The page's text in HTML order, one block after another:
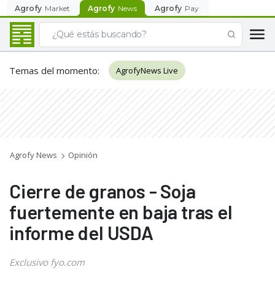
Agrofy Market Agrofy News Agrofy Pay
Temas del momento: AgrofyNews Live
Agrofy News Opinión
Cierre de granos - Soja
fuertemente en baja tras el
informe del USDA
Exclusivo fyo.com